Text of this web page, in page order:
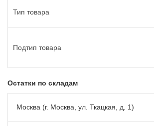
Тип товара
Подтип товара
Остатки по складам
Москва (г. Москва, ул. Ткацкая, д. 1)